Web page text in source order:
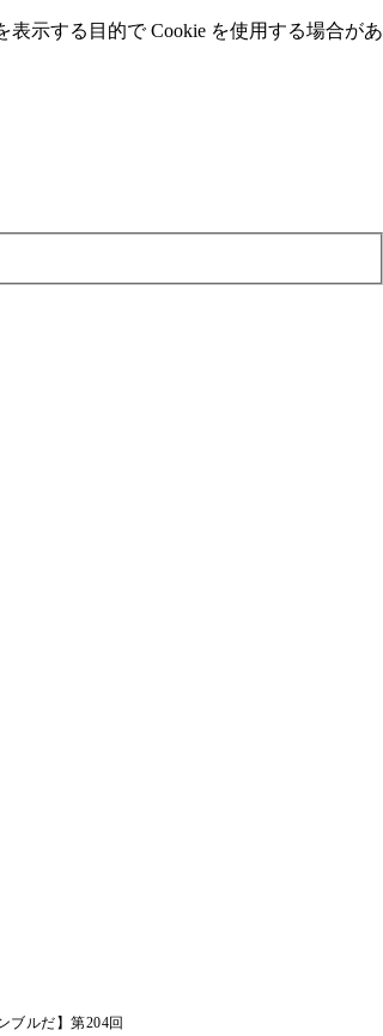
⽰する⽬的で Cookie を使⽤する場合があ
ブルだ】第204回